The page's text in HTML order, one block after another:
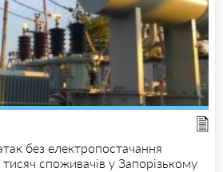
без електропостачання
споживачів у Запорізькому